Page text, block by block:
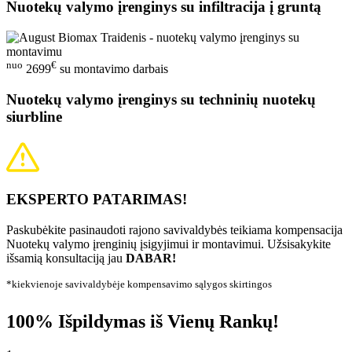
Nuotekų valymo įrenginys su infiltracija į gruntą
nuo 2699€ su montavimo darbais
Nuotekų valymo įrenginys su techninių nuotekų
siurbline
EKSPERTO PATARIMAS!
Paskubėkite pasinaudoti rajono savivaldybės teikiama kompensacija
Nuotekų valymo įrenginių įsigyjimui ir montavimui. Užsisakykite
išsamią konsultaciją jau DABAR!
*kiekvienoje savivaldybėje kompensavimo sąlygos skirtingos
100% Išpildymas iš Vienų Rankų!